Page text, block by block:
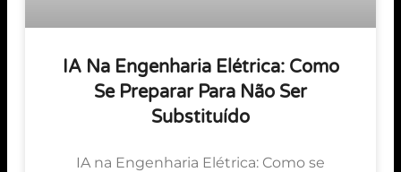
IA Na Engenharia Elétrica: Como
Se Preparar Para Não Ser
Substituído
IA na Engenharia Elétrica: Como se